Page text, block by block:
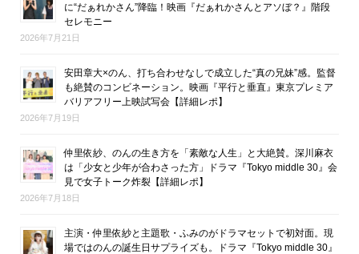
に“だぁれかさん”降臨！映画『だぁれかさんとアソぼ？』階段
セレモニー
2026年7月21日
安田章大×のん、打ち合わせなしで成立した“真の兄妹”感。監督
も絶賛のコンビネーション。映画『平行と垂直』東京プレミア
バリアフリー上映試写会【詳細レポ】
2026年7月19日
仲里依紗、のんの生き方を「素敵な人生」と大絶賛。深川麻衣
は「少女と少年が合わさった方」ドラマ『Tokyo middle 30』会
見で女子トーク炸裂【詳細レポ】
2026年7月18日
主演・仲里依紗と主題歌・ふみのがドラマセットで初対面。現
場ではのんの誕生日サプライズも。ドラマ『Tokyo middle 30』